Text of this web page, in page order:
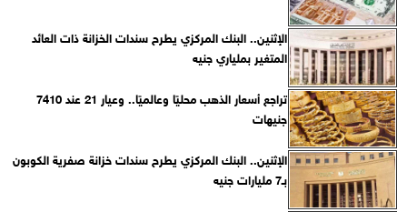
الإثنين.. البنك المركزي يطرح سندات الخزانة ذات العائد
المتغير بملياري جنيه
تراجع أسعار الذهب محليًا وعالميًا.. وعيار 21 عند 7410
جنيهات
الإثنين.. البنك المركزي يطرح سندات خزانة صفرية الكوبون
بـ7 مليارات جنيه